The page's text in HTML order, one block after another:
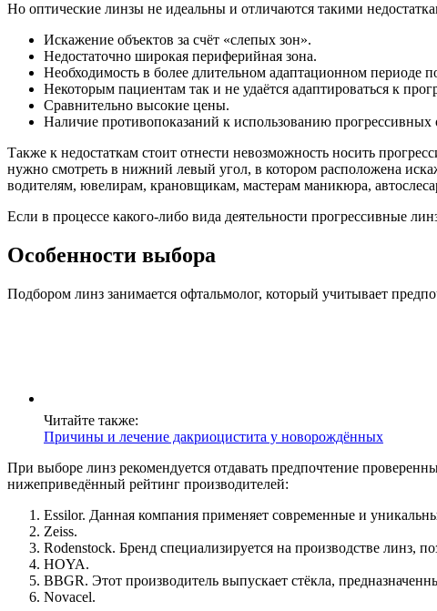
Но оптические линзы не идеальны и отличаются такими
Искажение объектов за счёт «слепых зон».
Недостаточно широкая периферийная зона.
Необходимость в более длительном адаптационном периоде
Некоторым пациентам так и не удаётся адаптироваться к
Сравнительно высокие цены.
Наличие противопоказаний к использованию прогрессивных
Также к недостаткам стоит отнести невозможность носить
нужно смотреть в нижний левый угол, в котором расположена
водителям, ювелирам, крановщикам, мастерам маникюра,
Если в процессе какого-либо вида деятельности прогрессивные
Особенности выбора
Подбором линз занимается офтальмолог, который учитывает
Читайте также:
Причины и лечение дакриоцистита у новорождённых
При выборе линз рекомендуется отдавать предпочтение
нижеприведённый рейтинг производителей:
Essilor. Данная компания применяет современные и
Zeiss.
Rodenstock. Бренд специализируется на производстве линз,
HOYA.
BBGR. Этот производитель выпускает стёкла,
Novacel.